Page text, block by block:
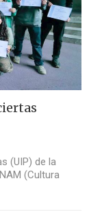
(UIP) de la
(Cultura